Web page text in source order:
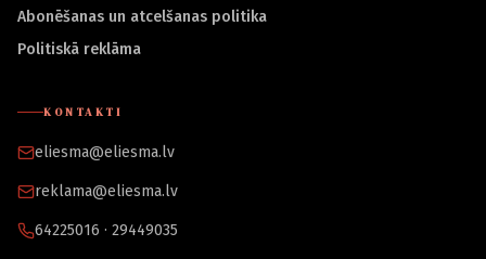
Abonēšanas un atcelšanas politika
Politiskā reklāma
KONTAKTI
eliesma@eliesma.lv
reklama@eliesma.lv
64225016 · 29449035